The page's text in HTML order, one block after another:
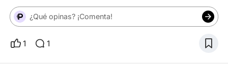
¿Qué opinas? ¡Comenta!
1 1